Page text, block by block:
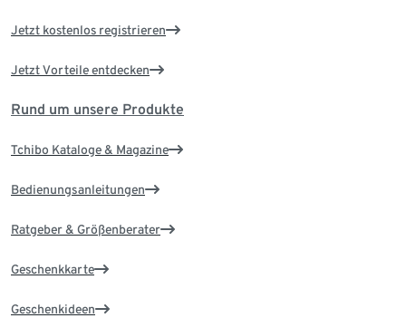
Jetzt kostenlos registrieren
Jetzt Vorteile entdecken
Rund um unsere Produkte
Tchibo Kataloge & Magazine
Bedienungsanleitungen
Ratgeber & Größenberater
Geschenkkarte
Geschenkideen